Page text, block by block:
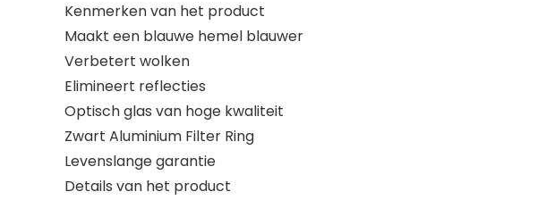
Kenmerken van het product
Maakt een blauwe hemel blauwer
Verbetert wolken
Elimineert reflecties
Optisch glas van hoge kwaliteit
Zwart Aluminium Filter Ring
Levenslange garantie
Details van het product